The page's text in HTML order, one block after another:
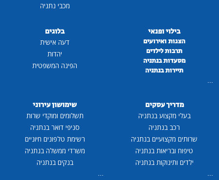
מכבי נתניה
בילוי ופנאי
הצגות ואירועים
תרבות לילדים
מסעדות בנתניה
תיירות בנתניה
בלוגים
דעה אישית
יהדות
הפינה המשפטית
מדריך עסקים
בעלי מקצוע בנתניה
רכב בנתניה
שרותים מקצועיים בנתניה
טיפוח ובריאות בנתניה
ילדים ותינוקות בנתניה
שימושון עירוני
תשלומים ומוקדי שרות
סניפי דואר בנתניה
רשימת טלפונים חיוניים
משרדי ממשלה בנתניה
בנקים בנתניה